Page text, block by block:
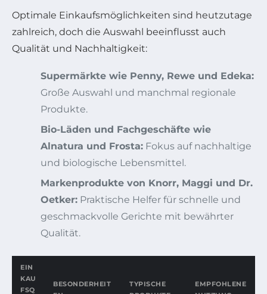
Optimale Einkaufsmöglichkeiten sind heutzutage
zahlreich, doch die Auswahl beeinflusst auch
Qualität und Nachhaltigkeit:
Supermärkte wie Penny, Rewe und Edeka:
Große Auswahl und manchmal regionale
Produkte.
Bio-Läden und Fachgeschäfte wie
Alnatura und Frosta: Fokus auf nachhaltige
und biologische Lebensmittel.
Markenprodukte von Knorr, Maggi und Dr.
Oetker: Praktische Helfer für schnelle und
geschmackvolle Gerichte mit bewährter
Qualität.
EIN
KAU
FSQ
BESONDERHEIT
TYPISCHE
EMPFOHLENE